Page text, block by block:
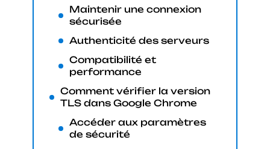
Maintenir une connexion
sécurisée
Authenticité des serveurs
Compatibilité et
performance
Comment vérifier la version
TLS dans Google Chrome
Accéder aux paramètres
de sécurité